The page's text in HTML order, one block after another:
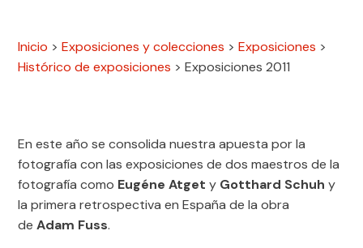
Inicio >Exposiciones y colecciones >Exposiciones >
Histórico de exposiciones >Exposiciones 2011
En este año se consolida nuestra apuesta por la
fotografía con las exposiciones de dos maestros de la
fotografía como Eugéne Atget y Gotthard Schuh y
la primera retrospectiva en España de la obra
deAdam Fuss.